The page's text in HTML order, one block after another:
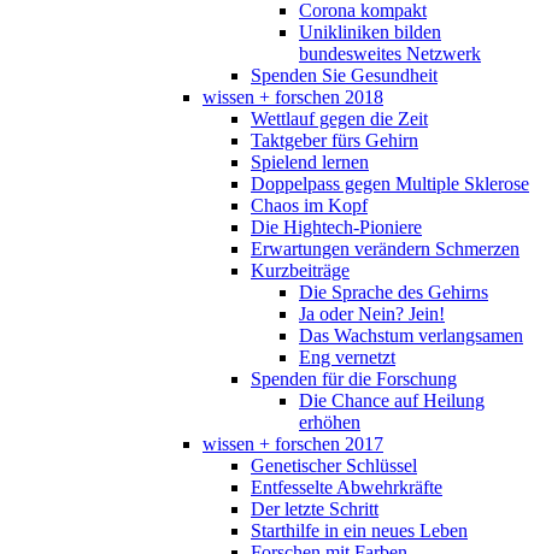
Corona kompakt
Unikliniken bilden
bundesweites Netzwerk
Spenden Sie Gesundheit
wissen + forschen 2018
Wettlauf gegen die Zeit
Taktgeber fürs Gehirn
Spielend lernen
Doppelpass gegen Multiple Sklerose
Chaos im Kopf
Die Hightech-Pioniere
Erwartungen verändern Schmerzen
Kurzbeiträge
Die Sprache des Gehirns
Ja oder Nein? Jein!
Das Wachstum verlangsamen
Eng vernetzt
Spenden für die Forschung
Die Chance auf Heilung
erhöhen
wissen + forschen 2017
Genetischer Schlüssel
Entfesselte Abwehrkräfte
Der letzte Schritt
Starthilfe in ein neues Leben